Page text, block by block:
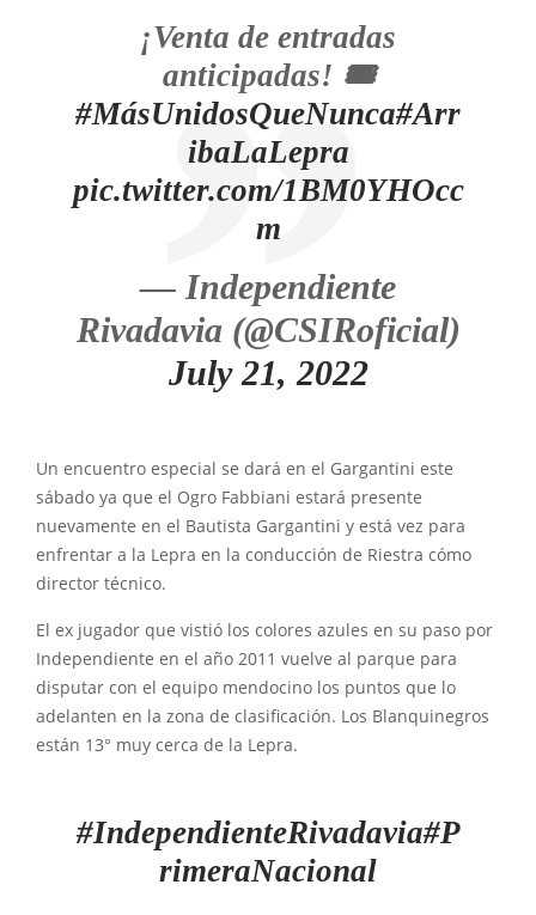
¡Venta de entradas
anticipadas! 🎟
#MásUnidosQueNunca#Arr
ibaLaLepra
pic.twitter.com/1BM0YHOcc
m
— Independiente
Rivadavia (@CSIRoficial)
July 21, 2022
Un encuentro especial se dará en el Gargantini este
sábado ya que el Ogro Fabbiani estará presente
nuevamente en el Bautista Gargantini y está vez para
enfrentar a la Lepra en la conducción de Riestra cómo
director técnico.
El ex jugador que vistió los colores azules en su paso por
Independiente en el año 2011 vuelve al parque para
disputar con el equipo mendocino los puntos que lo
adelanten en la zona de clasificación. Los Blanquinegros
están 13° muy cerca de la Lepra.
#IndependienteRivadavia#P
rimeraNacional